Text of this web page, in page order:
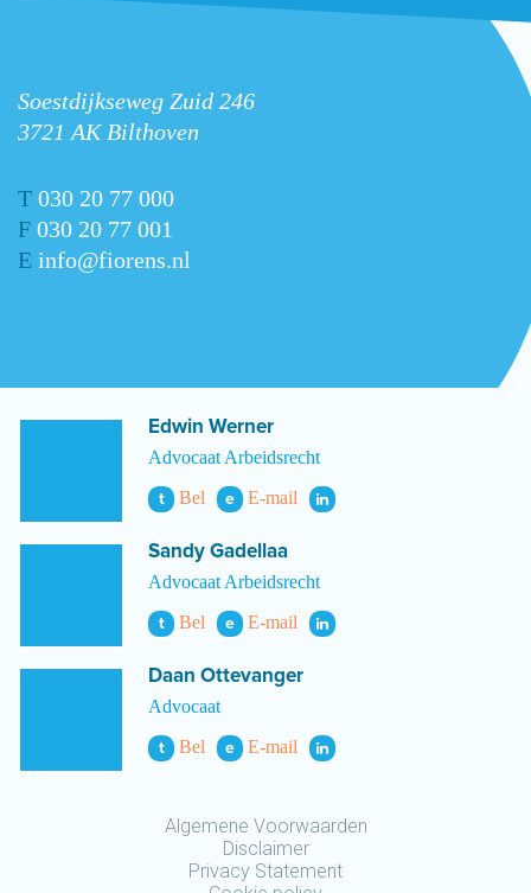
Soestdijkseweg Zuid 246
3721 AK Bilthoven
T 030 20 77 000
F 030 20 77 001
E info@fiorens.nl
Edwin Werner
Advocaat Arbeidsrecht
t Bel e E-mail
Sandy Gadellaa
Advocaat Arbeidsrecht
t Bel e E-mail
Daan Ottevanger
Advocaat
t Bel e E-mail
Algemene Voorwaarden
Disclaimer
Privacy Statement